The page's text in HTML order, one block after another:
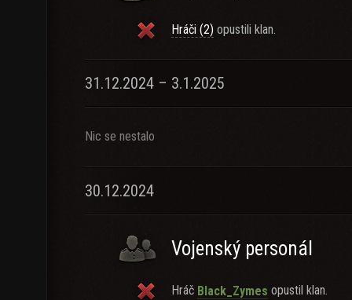
Hráči (2) opustili klan.
31.12.2024 – 3.1.2025
Nic se nestalo
30.12.2024
Vojenský personál
Hráč Black_Zymes opustil klan.